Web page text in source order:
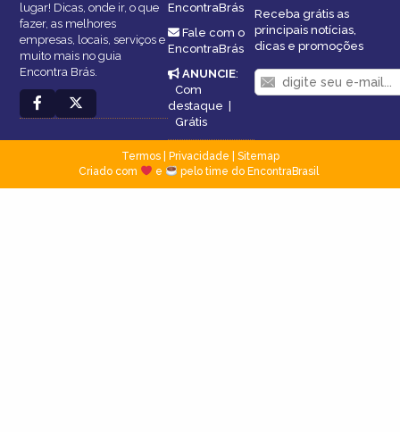
lugar! Dicas, onde ir, o que
fazer, as melhores
empresas, locais, serviços e
muito mais no guia
Encontra Brás.
EncontraBrás
Fale com o
EncontraBrás
ANUNCIE:
Com
destaque
Grátis
Receba grátis as
principais notícias,
dicas e promoções
Termos| Privacidade
Sitemap
Criado com
e pelo time do EncontraBrasil